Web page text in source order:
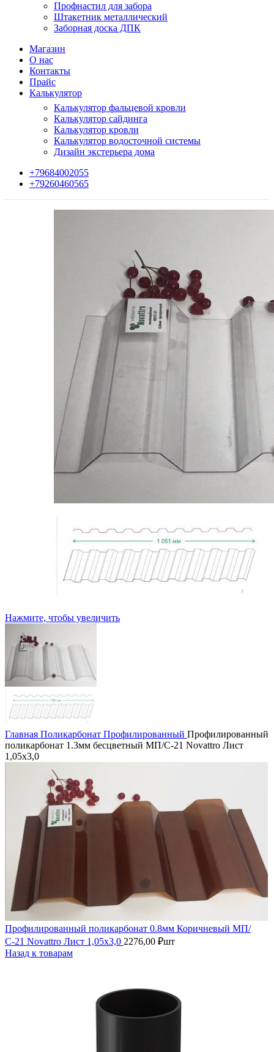
Профнастил для забора
Штакетник металлический
Заборная доска ДПК
Магазин
О нас
Контакты
Прайс
Калькулятор
Калькулятор фальцевой кровли
Калькулятор сайдинга
Калькулятор кровли
Калькулятор водосточной системы
Дизайн экстерьера дома
+79684002055
+79260460565
Нажмите, чтобы увеличить
Главная Поликарбонат Профилированный Профилированный
поликарбонат 1.3мм бесцветный МП/С-21 Novattro Лист
1,05х3,0
Профилированный поликарбонат 0.8мм Коричневый МП/
С-21 Novattro Лист 1,05х3,0 2276,00 ₽шт
Назад к товарам